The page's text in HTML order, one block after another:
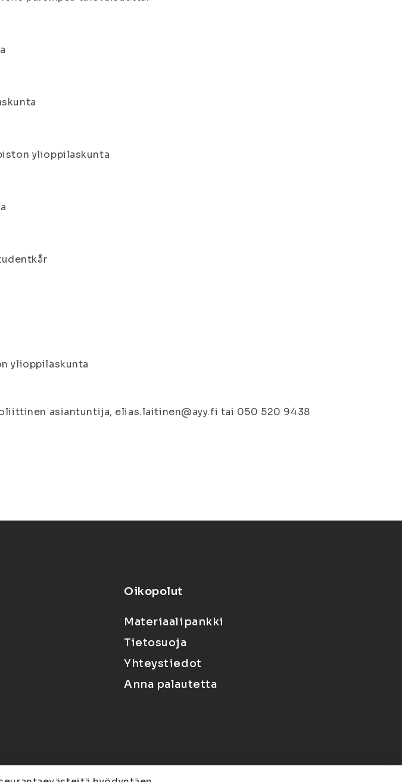
ylioppilaskunta
ylioppilaskunta
asiantuntija, elias.laitinen@ayy.fi tai 050 520 9438
Oikopolut
Materiaalipankki
Tietosuoja
Yhteystiedot
Anna palautetta